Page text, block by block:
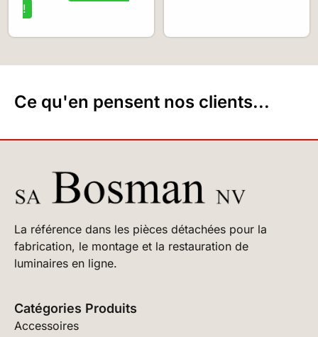
Ce qu'en pensent nos clients...
La référence dans les pièces détachées pour la
fabrication, le montage et la restauration de
luminaires en ligne.
Catégories Produits
Accessoires